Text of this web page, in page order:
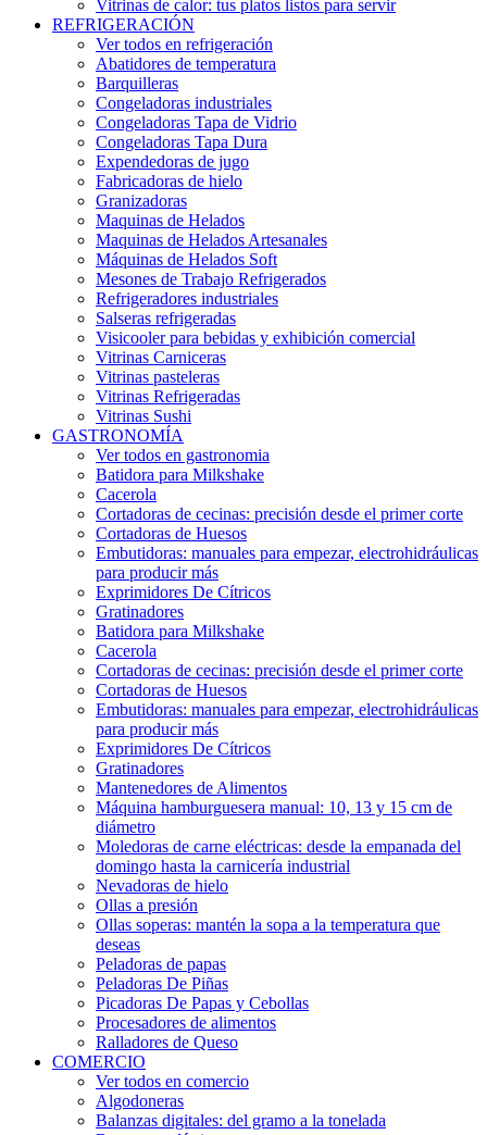
Vitrinas de calor: tus platos listos para servir
REFRIGERACIÓN
Ver todos en refrigeración
Abatidores de temperatura
Barquilleras
Congeladoras industriales
Congeladoras Tapa de Vidrio
Congeladoras Tapa Dura
Expendedoras de jugo
Fabricadoras de hielo
Granizadoras
Maquinas de Helados
Maquinas de Helados Artesanales
Máquinas de Helados Soft
Mesones de Trabajo Refrigerados
Refrigeradores industriales
Salseras refrigeradas
Visicooler para bebidas y exhibición comercial
Vitrinas Carniceras
Vitrinas pasteleras
Vitrinas Refrigeradas
Vitrinas Sushi
GASTRONOMÍA
Ver todos en gastronomia
Batidora para Milkshake
Cacerola
Cortadoras de cecinas: precisión desde el primer corte
Cortadoras de Huesos
Embutidoras: manuales para empezar, electrohidráulicas
para producir más
Exprimidores De Cítricos
Gratinadores
Batidora para Milkshake
Cacerola
Cortadoras de cecinas: precisión desde el primer corte
Cortadoras de Huesos
Embutidoras: manuales para empezar, electrohidráulicas
para producir más
Exprimidores De Cítricos
Gratinadores
Mantenedores de Alimentos
Máquina hamburguesera manual: 10, 13 y 15 cm de
diámetro
Moledoras de carne eléctricas: desde la empanada del
domingo hasta la carnicería industrial
Nevadoras de hielo
Ollas a presión
Ollas soperas: mantén la sopa a la temperatura que
deseas
Peladoras de papas
Peladoras De Piñas
Picadoras De Papas y Cebollas
Procesadores de alimentos
Ralladores de Queso
COMERCIO
Ver todos en comercio
Algodoneras
Balanzas digitales: del gramo a la tonelada